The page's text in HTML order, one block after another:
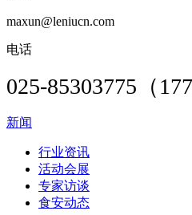
maxun@leniucn.com
电话
025-85303775（
新闻
行业资讯
活动会展
专家访谈
食安动态